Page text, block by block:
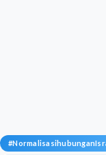
#